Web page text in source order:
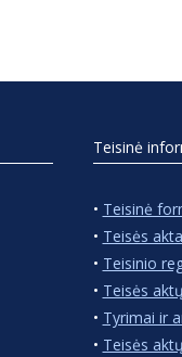
Teisinė
• Teisinė
• Teisės
• Teisinio
• Teisės
• Tyrimai ir
• Teisės